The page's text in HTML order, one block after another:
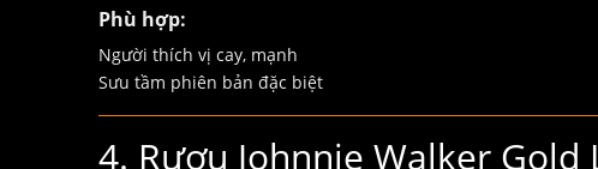
Phù hợp:
Người thích vị cay, mạnh
Sưu tầm phiên bản đặc biệt
4. Rượu Johnnie Walker Gold